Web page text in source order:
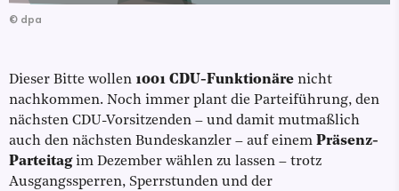
© dpa
Dieser Bitte wollen 1001 CDU-Funktionäre nicht
nachkommen. Noch immer plant die Parteiführung, den
nächsten CDU-Vorsitzenden – und damit mutmaßlich
auch den nächsten Bundeskanzler – auf einem Präsenz-
Parteitagim Dezember wählen zu lassen – trotz
Ausgangssperren, Sperrstunden und der